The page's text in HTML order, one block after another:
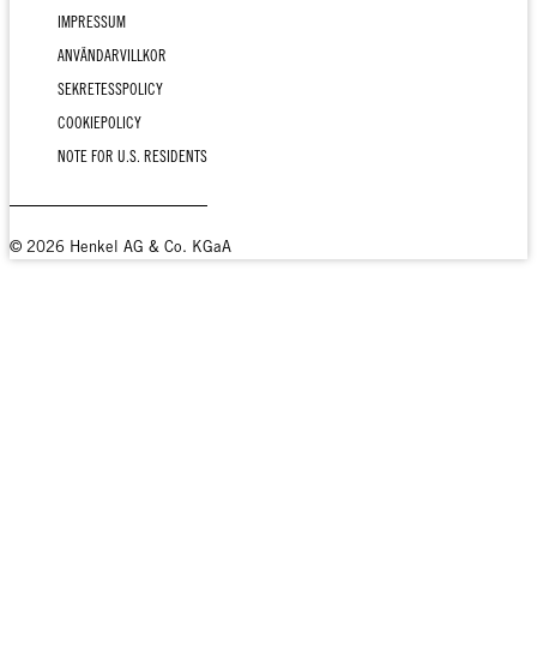
IMPRESSUM
ANVÄNDARVILLKOR
SEKRETESSPOLICY
COOKIEPOLICY
NOTE FOR U.S. RESIDENTS
© 2026 Henkel AG & Co. KGaA